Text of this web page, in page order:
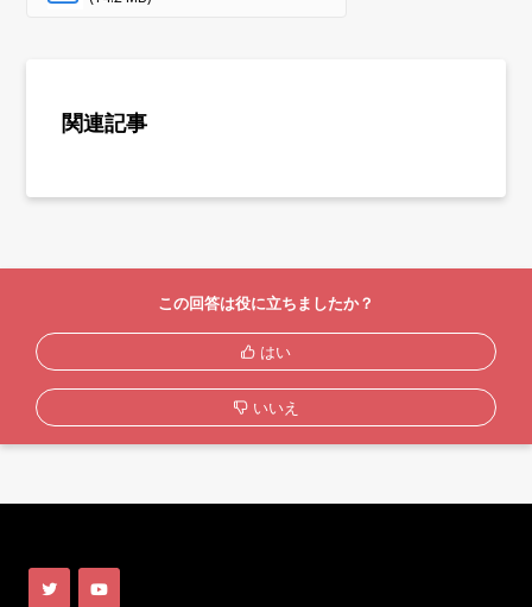
関連記事
この回答は役に立ちましたか？
はい
いいえ